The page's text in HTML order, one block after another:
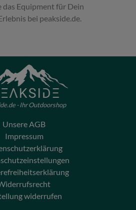
das Equipment für Dein
bei peakside.de.
- Ihr Outdoorshop
Unsere AGB
Impressum
widerrufen